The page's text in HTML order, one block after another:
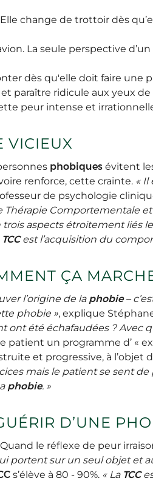
change de trottoir dès
La seule perspective
dès qu'elle doit faire une
paraître ridicule aux yeux de
peur intense et
VICIEUX
phobiques évitent
renforce, cette crainte. « Il
de psychologie
Thérapie Comportementale
aspects étroitement liés
TCCest l’acquisition du
ÇA
l’origine de la phobie–
phobie », explique
ont été échafaudées ? Avec
un programme d’ «
et progressive, à l’objet
mais le patient se sent de
phobie. »
D’UNE
le réflexe de peur
portent sur un seul objet et
s’élève à 80 - 90%. « La TCC